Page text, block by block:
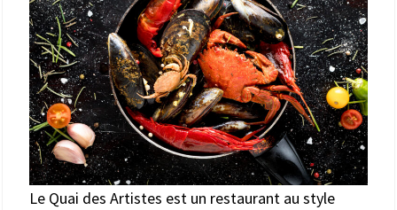
Le Quai des Artistes est un restaurant au style